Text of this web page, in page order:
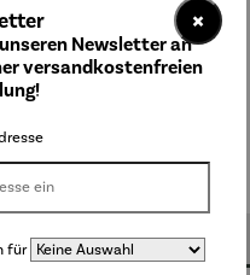
grau ×
Newsletter an
versandkostenfreien
für